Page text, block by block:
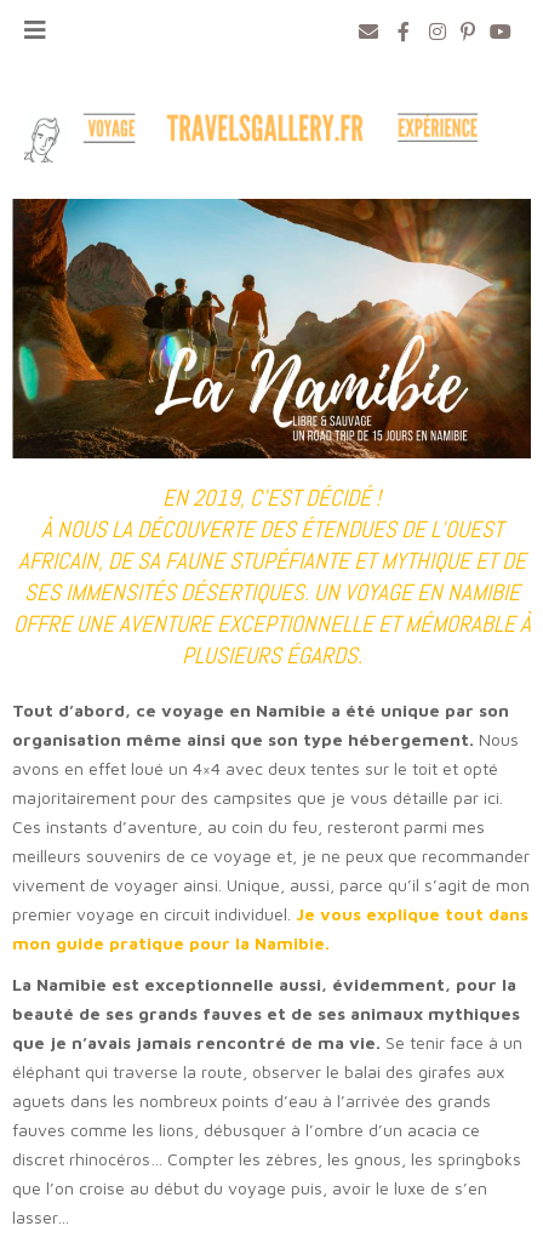
EN 2019, C’EST DÉCIDÉ !
À NOUS LA DÉCOUVERTE DES ÉTENDUES DE L’OUEST
AFRICAIN, DE SA FAUNE STUPÉFIANTE ET MYTHIQUE ET DE
SES IMMENSITÉS DÉSERTIQUES. UN VOYAGE EN NAMIBIE
OFFRE UNE AVENTURE EXCEPTIONNELLE ET MÉMORABLE À
PLUSIEURS ÉGARDS.
Tout d’abord, ce voyage en Namibie a été unique par son
organisation même ainsi que son type hébergement. Nous
avons en effet loué un 4×4 avec deux tentes sur le toit et opté
majoritairement pour des campsites que je vous détaille par ici.
Ces instants d’aventure, au coin du feu, resteront parmi mes
meilleurs souvenirs de ce voyage et, je ne peux que recommander
vivement de voyager ainsi. Unique, aussi, parce qu’il s’agit de mon
premier voyage en circuit individuel. Je vous explique tout dans
mon guide pratique pour la Namibie.
La Namibie est exceptionnelle aussi, évidemment, pour la
beauté de ses grands fauves et de ses animaux mythiques
que je n’avais jamais rencontré de ma vie. Se tenir face à un
éléphant qui traverse la route, observer le balai des girafes aux
aguets dans les nombreux points d’eau à l’arrivée des grands
fauves comme les lions, débusquer à l’ombre d’un acacia ce
discret rhinocéros… Compter les zèbres, les gnous, les springboks
que l’on croise au début du voyage puis, avoir le luxe de s’en
lasser…